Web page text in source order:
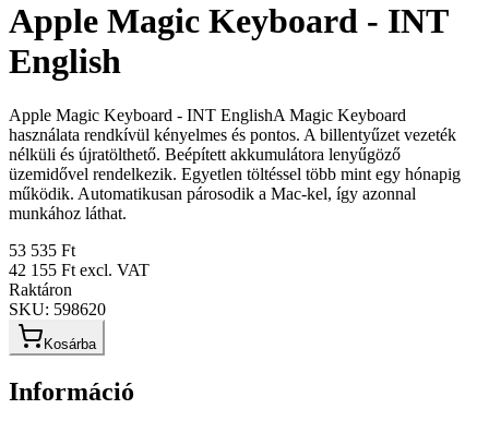
Apple Magic Keyboard - INT
English
Apple Magic Keyboard - INT EnglishA Magic Keyboard
használata rendkívül kényelmes és pontos. A billentyűzet vezeték
nélküli és újratölthető. Beépített akkumulátora lenyűgöző
üzemidővel rendelkezik. Egyetlen töltéssel több mint egy hónapig
működik. Automatikusan párosodik a Mac-kel, így azonnal
munkához láthat.
53 535 Ft
42 155 Ft excl. VAT
Raktáron
SKU: 598620
Kosárba
Információ